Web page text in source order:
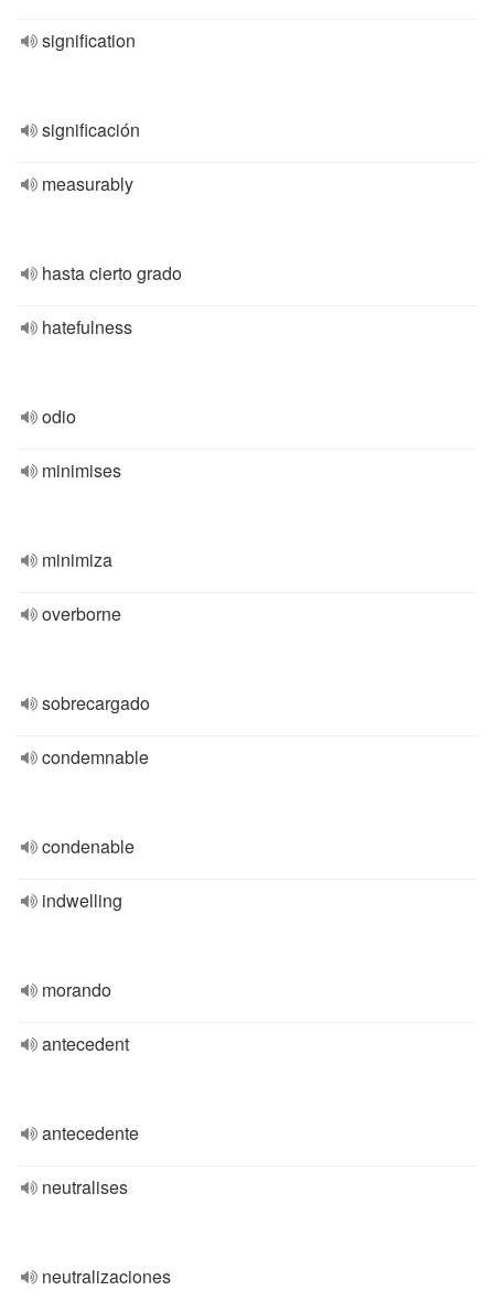
signification
significación
measurably
hasta cierto grado
hatefulness
odio
minimises
minimiza
overborne
sobrecargado
condemnable
condenable
indwelling
morando
antecedent
antecedente
neutralises
neutralizaciones